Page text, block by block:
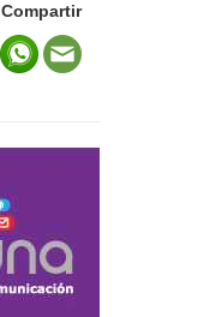
Compartir